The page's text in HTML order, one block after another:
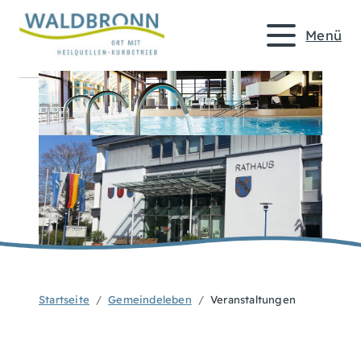
Menü
Startseite Gemeindeleben Veranstaltungen